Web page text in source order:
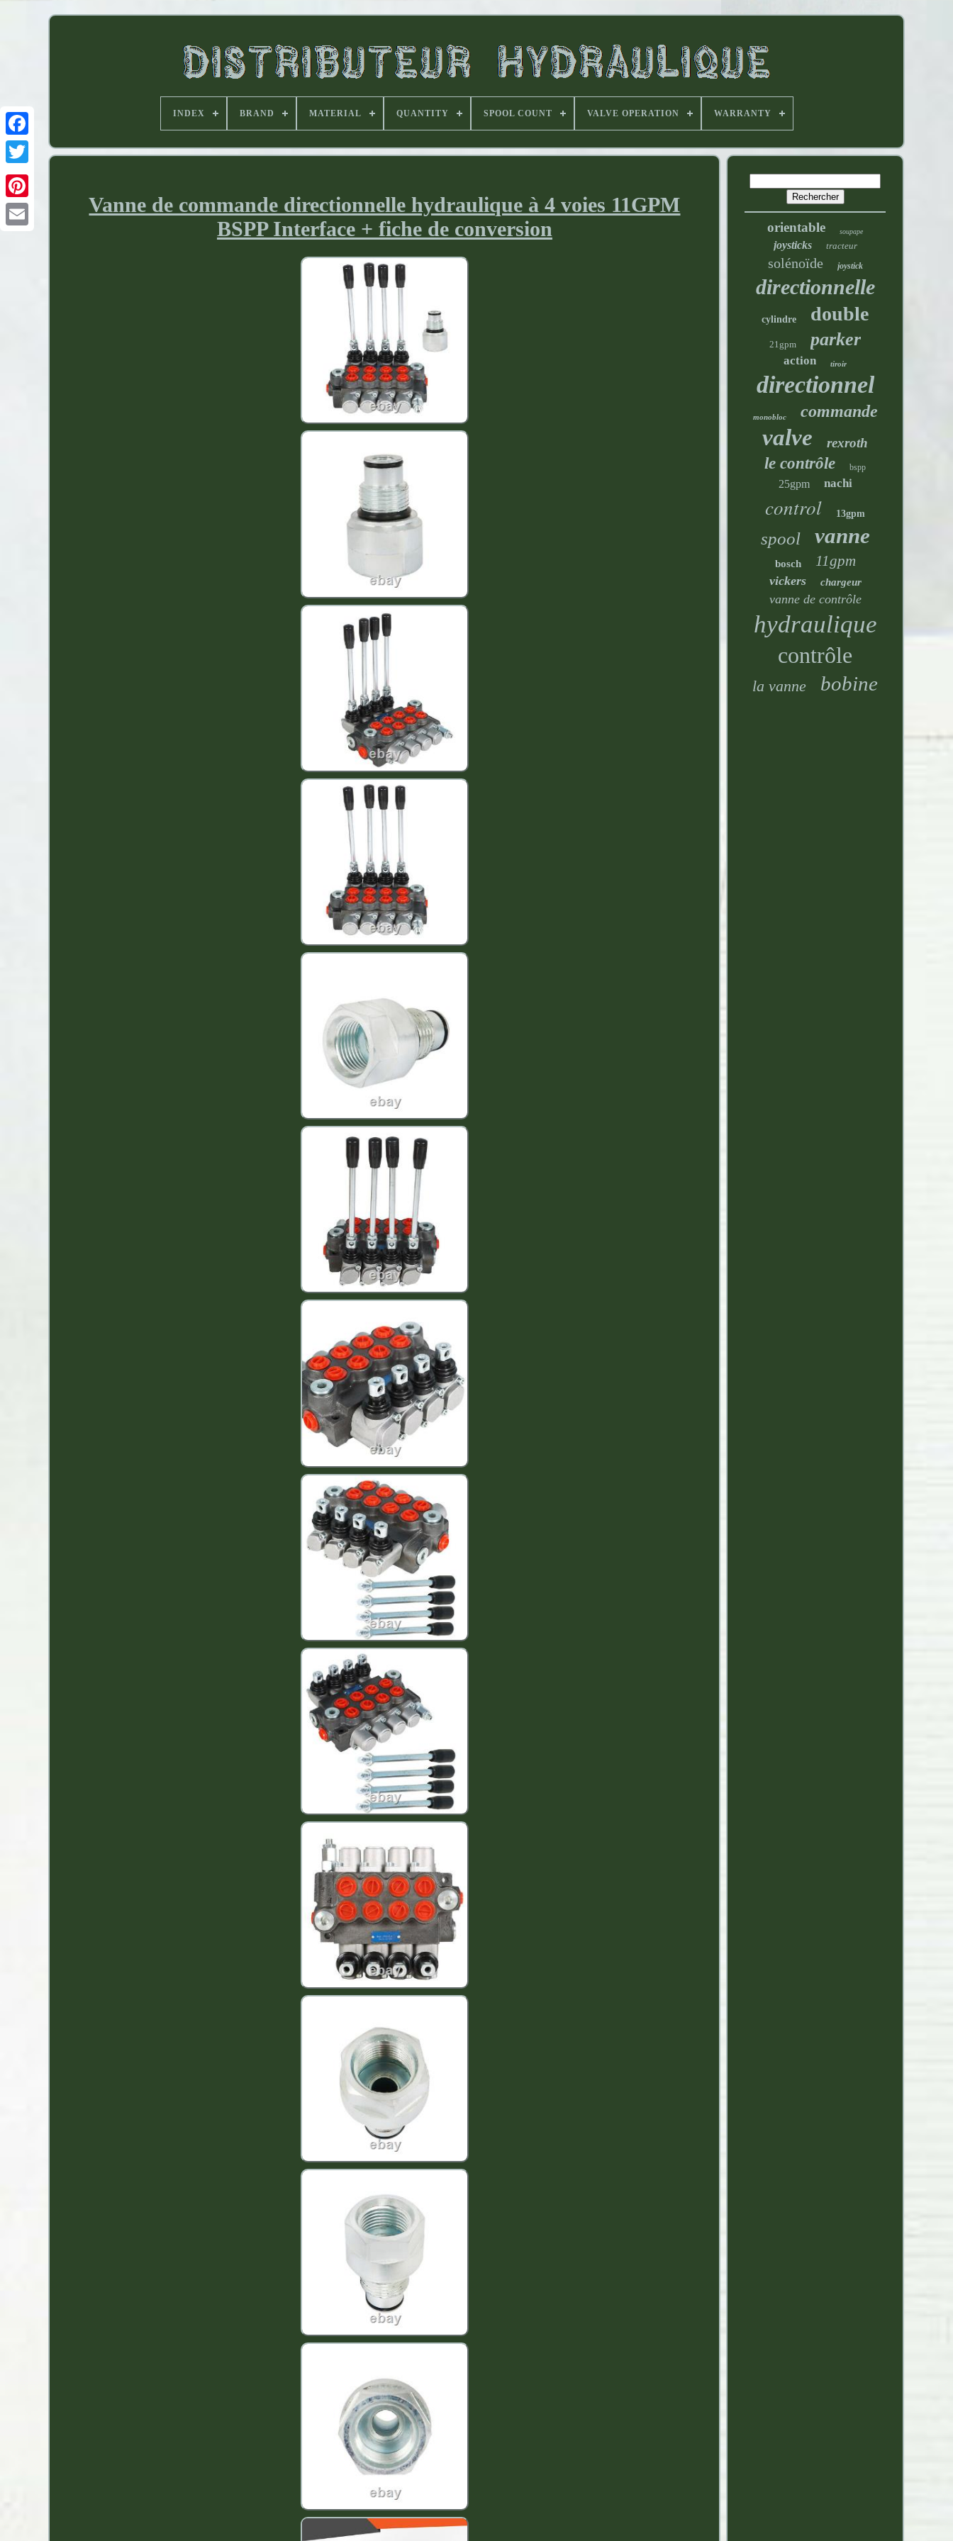
INDEX BRAND MATERIAL QUANTITY SPOOL COUNT VALVE OPERATION WARRANTY
Vanne de commande directionnelle hydraulique à 4 voies 11GPM
BSPP Interface + fiche de conversion
orientable soupape
joysticks tracteur
solénoïde joystick
directionnelle
cylindre double
21gpm parker
action tiroir
directionnel
monobloc commande
valve rexroth
le contrôle bspp
25gpm nachi
control 13gpm
spool vanne
bosch 11gpm
vickers chargeur
vanne de contrôle
hydraulique
contrôle
la vanne bobine